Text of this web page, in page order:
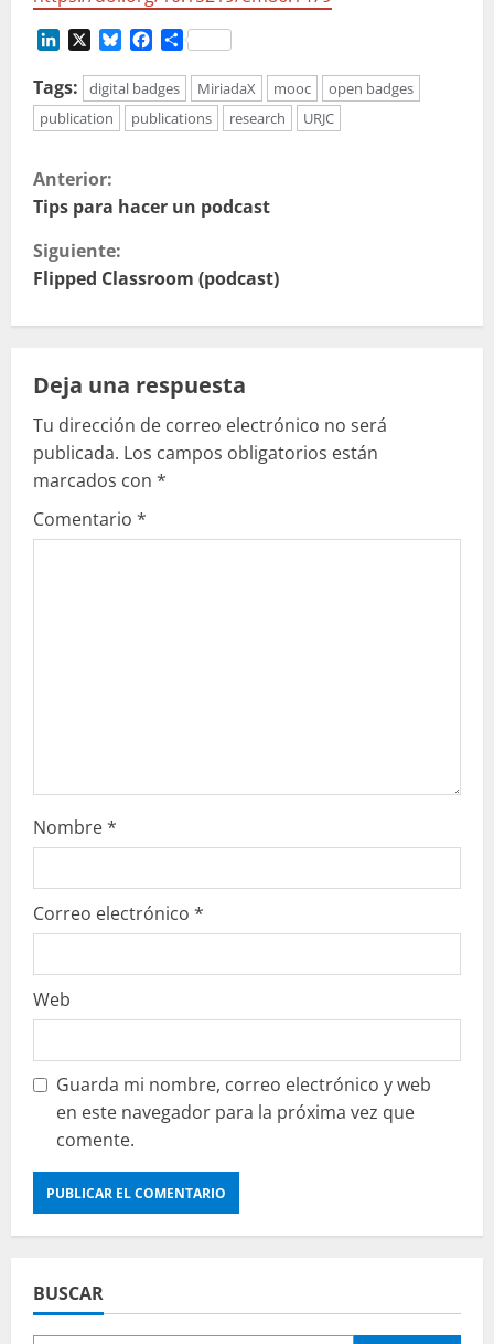
LinkedIn BlueskyFacebook
Compartir
Tags:
digital badges MiriadaX mooc
open badges
publication
publications research URJC
S
i
g
l
e
y
e
Anterior:
Tips para hacer un podcast
Siguiente:
Flipped Classroom (podcast)
Deja una respuesta
Tu dirección de correo electrónico no será
publicada. Los campos obligatorios están
marcados con *
Comentario *
Nombre*
Correo electrónico *
Web
Guarda mi nombre, correo electrónico y web
en este navegador para la próxima vez que
comente.
BUSCAR